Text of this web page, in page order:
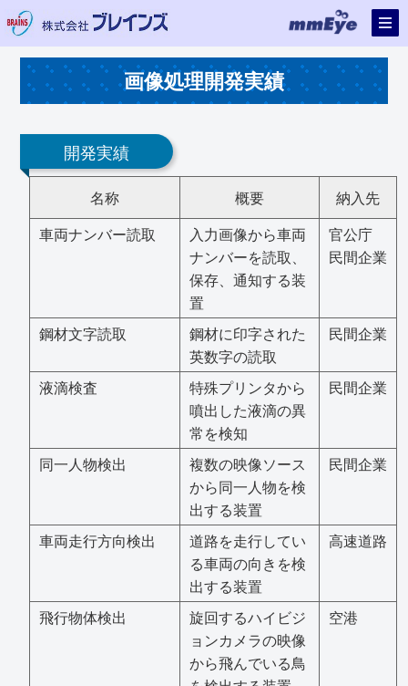
画像処理開発実績
開発実績
名称 概要
納入先
車両ナンバー読取
入力画像から車両
ナンバーを読取、
保存、通知する装
置
官公庁
民間企業
鋼材文字読取
鋼材に印字された
英数字の読取
民間企業
液滴検査
特殊プリンタから
噴出した液滴の異
常を検知
民間企業
同一人物検出
複数の映像ソース
から同一人物を検
出する装置
民間企業
車両走行方向検出
道路を走行してい
る車両の向きを検
出する装置
高速道路
飛行物体検出
旋回するハイビジ
ョンカメラの映像
から飛んでいる鳥
空港